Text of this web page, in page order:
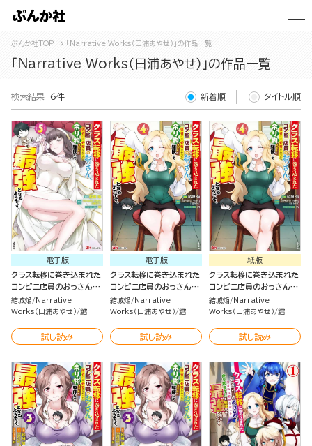
ぶんか社TOP 「Narrative Works（日浦あやせ）」の作品一覧
「Narrative Works（日浦あやせ）」の作品一覧
検索結果 6件 新着順 タイトル順
電子版
クラス転移に巻き込まれた
コンビニ店員のおっさん、
勇者には必要なかった余り
物スキルを駆使して最強と
（5）
結城焔
Narrative
Works（日浦あやせ） 鱈
試し読み
電子版
クラス転移に巻き込まれた
コンビニ店員のおっさん、
勇者には必要なかった余り
物スキルを駆使して最強と
結城焔
Narrative
Works（日浦あやせ） 鱈
試し読み
紙版
クラス転移に巻き込まれた
コンビニ店員のおっさん、
勇者には必要なかった余り
物スキルを駆使して最強と
結城焔
Narrative
Works（日浦あやせ） 鱈
試し読み